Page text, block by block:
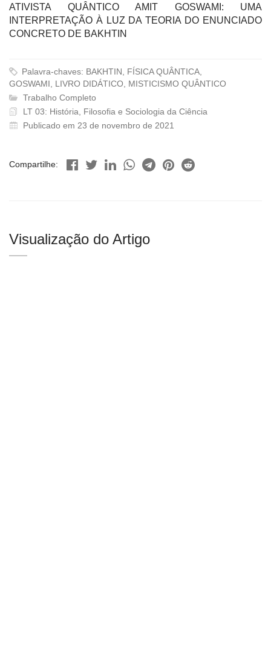
ATIVISTA QUÂNTICO AMIT GOSWAMI: UMA
INTERPRETAÇÃO À LUZ DA TEORIA DO ENUNCIADO
CONCRETO DE BAKHTIN
Palavra-chaves: BAKHTIN, FÍSICA QUÂNTICA,
GOSWAMI, LIVRO DIDÁTICO, MISTICISMO QUÂNTICO
Trabalho Completo
LT 03: História, Filosofia e Sociologia da Ciência
Publicado em 23 de novembro de 2021
Compartilhe:
Visualização do Artigo